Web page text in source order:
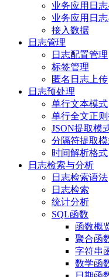
业务应用日志
业务应用日
接入数据
日志管理
日志配置管理
标签管理
匿名日志上传
日志预处理
单行文本模式
单行全文正
JSON提取模
分隔符提取
时间解析格式
日志检索与分析
日志检索语法
日志检索
统计分析
SQL函数
函数概
聚合函
字符串
数学函